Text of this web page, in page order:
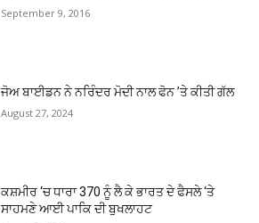
September 9, 2016
ਜੋਅ ਬਾਈਡਨ ਨੇ ਨਰਿੰਦਰ ਮੋਦੀ ਨਾਲ ਫੋਨ ’ਤੇ ਕੀਤੀ ਗੱਲ
August 27, 2024
ਕਸ਼ਮੀਰ ‘ਚ ਧਾਰਾ 370 ਨੂੰ ਲੈ ਕੇ ਭਾਰਤ ਦੇ ਫੈਸਲੇ ‘ਤੇ
ਸਾਹਮਣੇ ਆਈ ਪਾਕਿ ਦੀ ਬੁਖਲਾਹਟ